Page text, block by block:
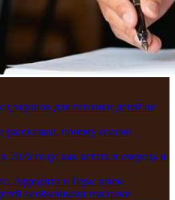
экранов для психики детей не
почему опасно
2026 году: как встать в очередь и
Афродита и Гера: зачем
необычными именами